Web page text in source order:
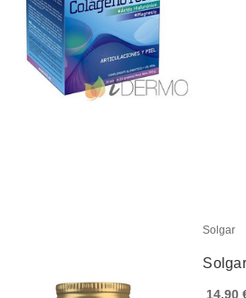
Solgar
14,90